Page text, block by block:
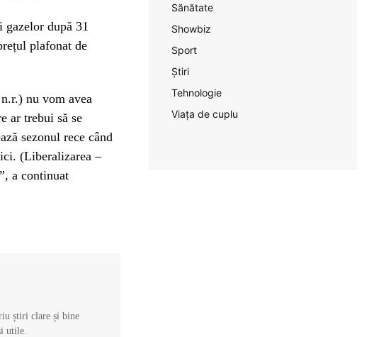
după 31
plafonat de
nu vom avea
ar trebui să se
sezonul rece când
(Liberalizarea –
a continuat
știri clare și bine
utile.
Sănătate
Showbiz
Sport
Știri
Tehnologie
Viața de cuplu